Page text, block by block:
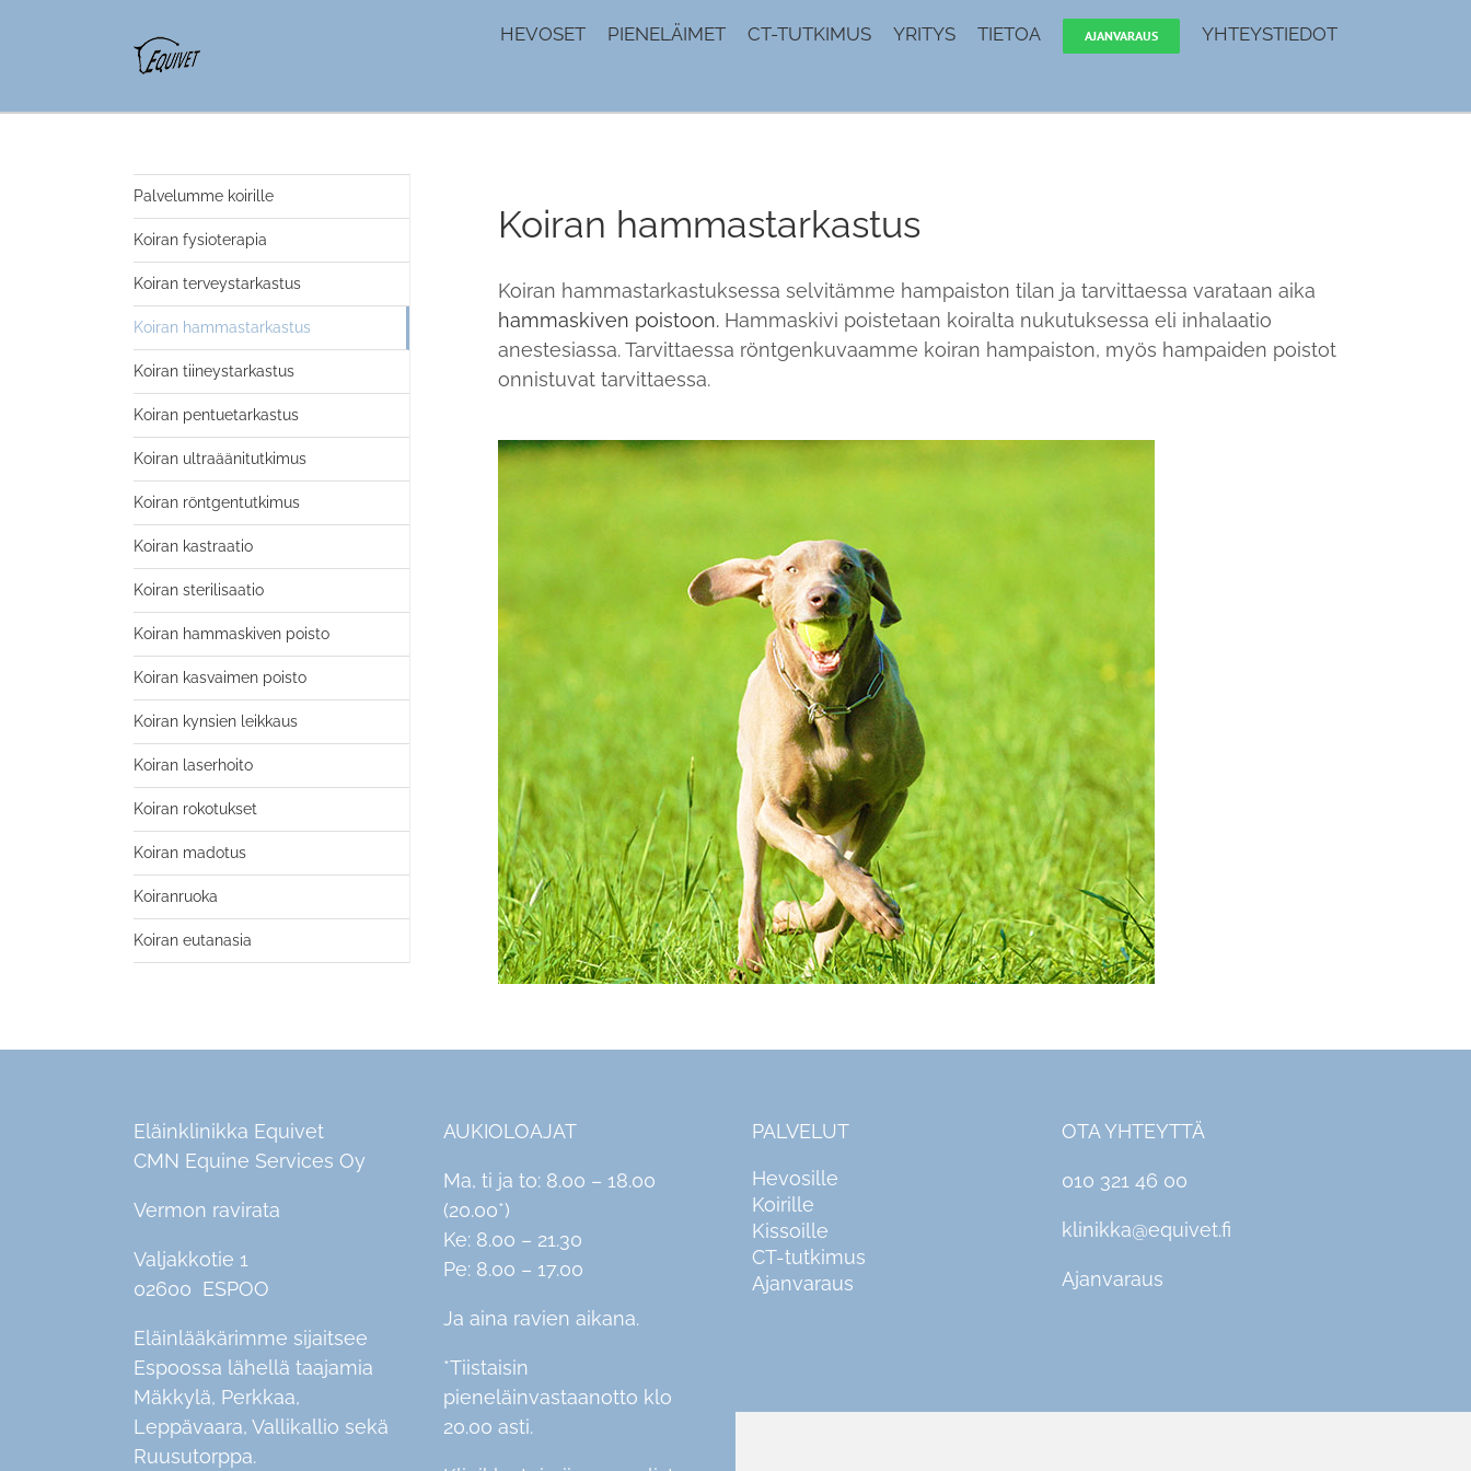
HEVOSET PIENELÄIMET CT-TUTKIMUS YRITYS TIETOA AJANVARAUS YHTEYSTIEDOT
Koiran hammastarkastus
Koiran hammastarkastuksessa selvitämme hampaiston tilan ja tarvittaessa varataan aika
hammaskiven poistoon. Hammaskivi poistetaan koiralta nukutuksessa eli inhalaatio
anestesiassa. Tarvittaessa röntgenkuvaamme koiran hampaiston, myös hampaiden poistot
onnistuvat tarvittaessa.
Palvelumme koirille
Koiran fysioterapia
Koiran terveystarkastus
Koiran hammastarkastus
Koiran tiineystarkastus
Koiran pentuetarkastus
Koiran ultraäänitutkimus
Koiran röntgentutkimus
Koiran kastraatio
Koiran sterilisaatio
Koiran hammaskiven poisto
Koiran kasvaimen poisto
Koiran kynsien leikkaus
Koiran laserhoito
Koiran rokotukset
Koiran madotus
Koiranruoka
Koiran eutanasia
Eläinklinikka Equivet
CMN Equine Services Oy
Vermon ravirata
Valjakkotie 1
02600 ESPOO
Eläinlääkärimme sijaitsee
Espoossa lähellä taajamia
Mäkkylä, Perkkaa,
Leppävaara, Vallikallio sekä
Ruusutorppa.
AUKIOLOAJAT
Ma, ti ja to: 8.00 – 18.00
(20.00*)
Ke: 8.00 – 21.30
Pe: 8.00 – 17.00
Ja aina ravien aikana.
*Tiistaisin
pieneläinvastaanotto klo
20.00 asti.
PALVELUT
Hevosille
Koirille
Kissoille
CT-tutkimus
Ajanvaraus
OTA YHTEYTTÄ
010 321 46 00
klinikka@equivet.fi
Ajanvaraus